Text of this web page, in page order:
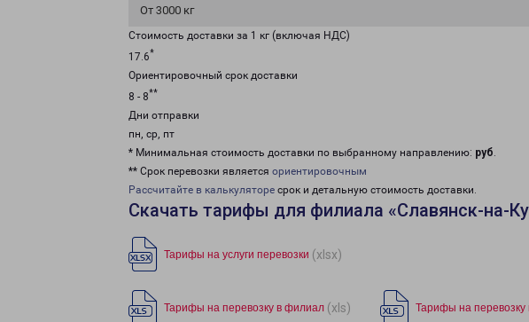
От 3000 кг
Стоимость доставки за 1 кг (включая НДС)
17.6*
Ориентировочный срок доставки
8 - 8**
Дни отправки
пн, ср, пт
* Минимальная стоимость доставки по выбранному направлению: руб.
** Срок перевозки является ориентировочным
Рассчитайте в калькуляторе срок и детальную стоимость доставки.
Скачать тарифы для филиала «Славянск-на-
Тарифы на услуги перевозки (xlsx)
Тарифы на перевозку в филиал (xls) Тарифы на